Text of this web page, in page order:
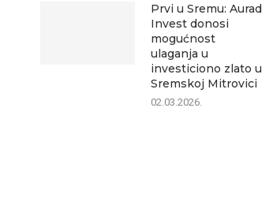
Prvi u Sremu: Aurad
Invest donosi
mogućnost
ulaganja u
investiciono zlato u
Sremskoj Mitrovici
02.03.2026.